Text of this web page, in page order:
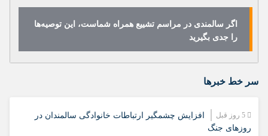
اگر سالمندی در مراسم تشییع همراه شماست، این توصیه‌ها
را جدی بگیرید
سر خط خبرها
افزایش چشمگیر ارتباطات خانوادگی سالمندان در
روزهای جنگ